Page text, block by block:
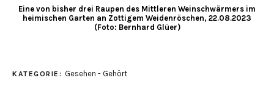
Eine von bisher drei Raupen des Mittleren Weinschwärmers im
heimischen Garten an Zottigem Weidenröschen, 22.08.2023
(Foto: Bernhard Glüer)
KATEGORIE: Gesehen - Gehört